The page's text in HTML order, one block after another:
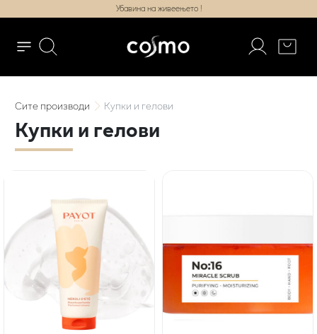
Убавина на живеењето !
Ситепроизводи Купки и гелови
Купки и гелови